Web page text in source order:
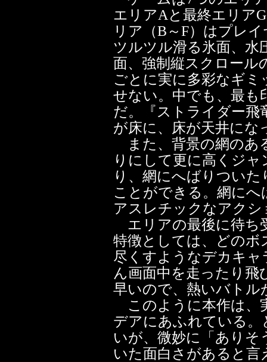
エリアAと最終エリア
リア（B～F）はプレ
ツルツル滑る氷面、水
面、強制縦スクロール
ごとに実に多彩なギ
せない。中でも、最も
だ。『ストライダー飛
が床に、床が天井にな
また、背景の網のあ
りにして更に高くジ
り、網にへばりつい
ことができる。網に
アスレチックなアク
エリアの最後に待ち
特徴としては、どのボ
尽くすようなデカキ
ん画面中を走ったり飛
早いので、熱いバトル
このように本作は、
デアにあふれている
いが、微妙に「あり
いた面白さがあると言